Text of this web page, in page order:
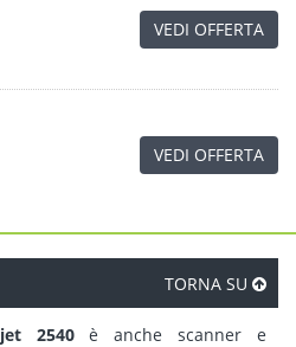
VEDI OFFERTA
VEDI OFFERTA
TORNA SU
2540è anche scanner e